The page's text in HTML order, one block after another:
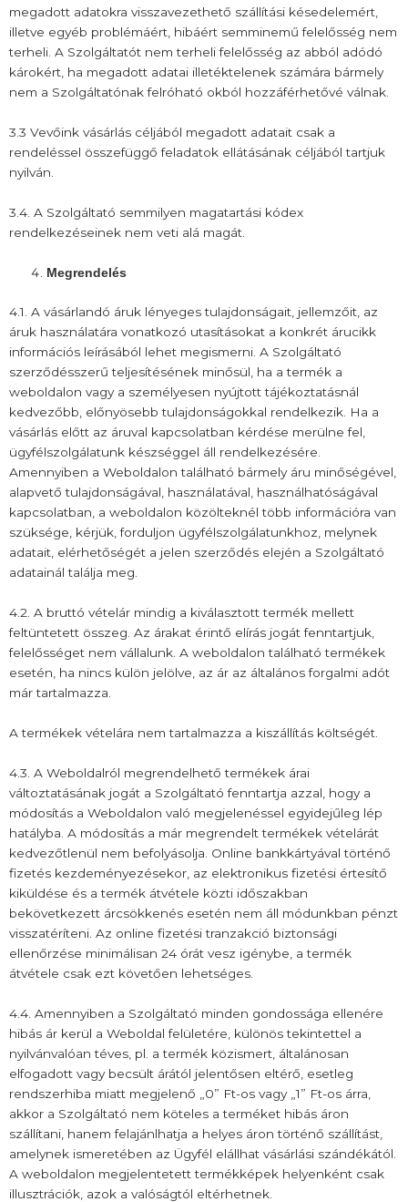
megadott adatokra visszavezethető szállítási késedelemért,
illetve egyéb problémáért, hibáért semminemű felelősség nem
terheli. A Szolgáltatót nem terheli felelősség az abból adódó
károkért, ha megadott adatai illetéktelenek számára bármely
nem a Szolgáltatónak felróható okból hozzáférhetővé válnak.
3.3 Vevőink vásárlás céljából megadott adatait csak a
rendeléssel összefüggő feladatok ellátásának céljából tartjuk
nyilván.
3.4. A Szolgáltató semmilyen magatartási kódex
rendelkezéseinek nem veti alá magát.
Megrendelés
4.1. A vásárlandó áruk lényeges tulajdonságait, jellemzőit, az
áruk használatára vonatkozó utasításokat a konkrét árucikk
információs leírásából lehet megismerni. A Szolgáltató
szerződésszerű teljesítésének minősül, ha a termék a
weboldalon vagy a személyesen nyújtott tájékoztatásnál
kedvezőbb, előnyösebb tulajdonságokkal rendelkezik. Ha a
vásárlás előtt az áruval kapcsolatban kérdése merülne fel,
ügyfélszolgálatunk készséggel áll rendelkezésére.
Amennyiben a Weboldalon található bármely áru minőségével,
alapvető tulajdonságával, használatával, használhatóságával
kapcsolatban, a weboldalon közölteknél több információra van
szüksége, kérjük, forduljon ügyfélszolgálatunkhoz, melynek
adatait, elérhetőségét a jelen szerződés elején a Szolgáltató
adatainál találja meg.
4.2. A bruttó vételár mindig a kiválasztott termék mellett
feltüntetett összeg. Az árakat érintő elírás jogát fenntartjuk,
felelősséget nem vállalunk. A weboldalon található termékek
esetén, ha nincs külön jelölve, az ár az általános forgalmi adót
már tartalmazza.
A termékek vételára nem tartalmazza a kiszállítás költségét.
4.3. A Weboldalról megrendelhető termékek árai
változtatásának jogát a Szolgáltató fenntartja azzal, hogy a
módosítás a Weboldalon való megjelenéssel egyidejűleg lép
hatályba. A módosítás a már megrendelt termékek vételárát
kedvezőtlenül nem befolyásolja. Online bankkártyával történő
fizetés kezdeményezésekor, az elektronikus fizetési értesítő
kiküldése és a termék átvétele közti időszakban
bekövetkezett árcsökkenés esetén nem áll módunkban pénzt
visszatéríteni. Az online fizetési tranzakció biztonsági
ellenőrzése minimálisan 24 órát vesz igénybe, a termék
átvétele csak ezt követően lehetséges.
4.4. Amennyiben a Szolgáltató minden gondossága ellenére
hibás ár kerül a Weboldal felületére, különös tekintettel a
nyilvánvalóan téves, pl. a termék közismert, általánosan
elfogadott vagy becsült árától jelentősen eltérő, esetleg
rendszerhiba miatt megjelenő „0” Ft-os vagy „1” Ft-os árra,
akkor a Szolgáltató nem köteles a terméket hibás áron
szállítani, hanem felajánlhatja a helyes áron történő szállítást,
amelynek ismeretében az Ügyfél elállhat vásárlási szándékától.
A weboldalon megjelentetett termékképek helyenként csak
illusztrációk, azok a valóságtól eltérhetnek.